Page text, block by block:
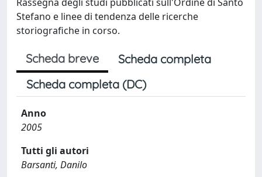
Stefano e linee di tendenza delle ricerche
storiografiche in corso.
Scheda breve
Scheda completa
Scheda completa (DC)
Anno
2005
Tutti gli autori
Barsanti, Danilo